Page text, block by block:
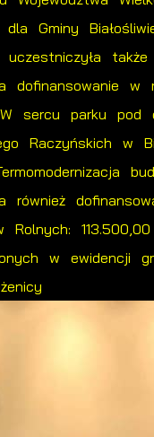
Gminy
dofinansowanie
sercu parku pod
Raczyńskich w
również
Rolnych:
w ewidencji